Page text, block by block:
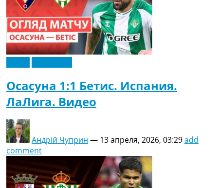
Осасуна 1:1 Бетис. Испания.
ЛаЛига. Видео
Андрій Чуприн — 13 апреля, 2026, 03:29add
comment